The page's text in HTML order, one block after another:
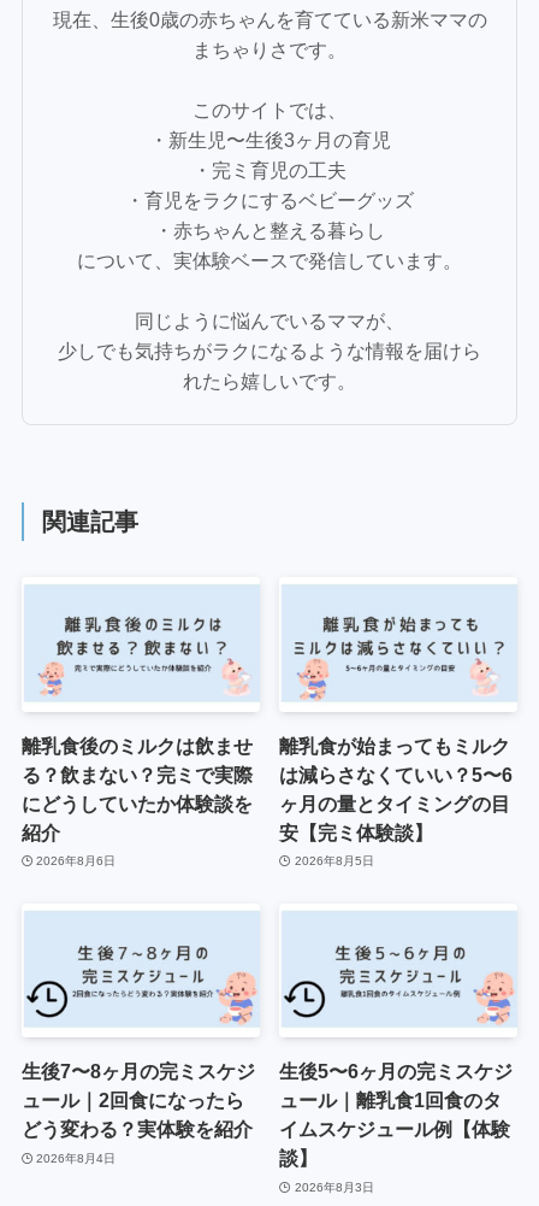
現在、生後0歳の赤ちゃんを育てている新米ママの
まちゃりさです。
このサイトでは、
・新生児〜生後3ヶ月の育児
・完ミ育児の工夫
・育児をラクにするベビーグッズ
・赤ちゃんと整える暮らし
について、実体験ベースで発信しています。
同じように悩んでいるママが、
少しでも気持ちがラクになるような情報を届けら
れたら嬉しいです。
関連記事
離乳食後のミルクは飲ませ
る？飲まない？完ミで実際
にどうしていたか体験談を
紹介
2026年8月6日
離乳食が始まってもミルク
は減らさなくていい？5〜6
ヶ月の量とタイミングの目
安【完ミ体験談】
2026年8月5日
生後7〜8ヶ月の完ミスケジ
ュール｜2回食になったら
どう変わる？実体験を紹介
2026年8月4日
生後5〜6ヶ月の完ミスケジ
ュール｜離乳食1回食のタ
イムスケジュール例【体験
談】
2026年8月3日